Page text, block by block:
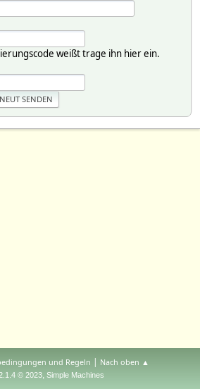
weißt trage ihn hier ein.
und Regeln | Nach oben ▲
© 2023, Simple Machines